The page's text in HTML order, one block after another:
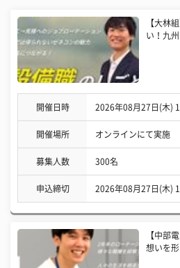
【大林
い！九
開催日時 2026年08月27日(木)
開催場所 オンラインにて実施
募集人数 300名
申込締切 2026年08月27日(木)
【中部
想いを